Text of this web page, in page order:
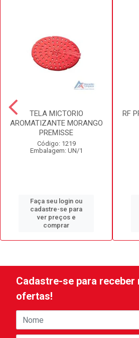
TELA MICTORIO
AROMATIZANTE MORANGO
PREMISSE
Código: 1219
Embalagem: UN/1
Faça seu login ou
cadastre-se para
ver preços e
comprar
RF
Cadastre-se para receber
ofertas!